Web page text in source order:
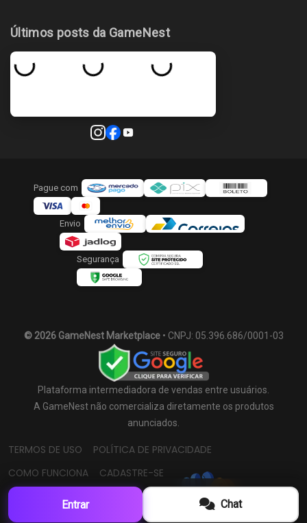
Últimos posts da GameNest
Pague com
Envio
Segurança
© 2026 GameNest Marketplace• CNPJ: 05.396.686/0001-03
Plataforma intermediadora de vendas entre usuários.
A GameNest não comercializa diretamente os produtos
anunciados.
TERMOS DE USO
POLÍTICA DE PRIVACIDADE
COMO FUNCIONA
CADASTRE-SE
Entrar Chat